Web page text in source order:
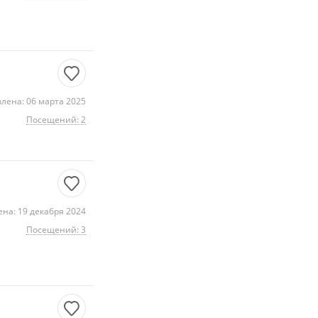
06 марта 2025
Посещений: 2
19 декабря 2024
Посещений: 3